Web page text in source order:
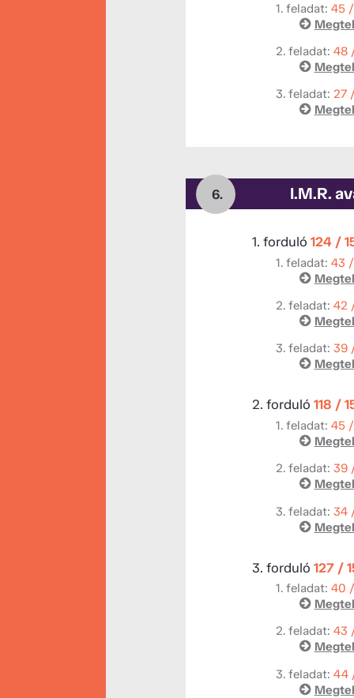
1. feladat: 45
2. feladat: 48
3. feladat: 27
6. I.M.R.
1. forduló 124 /
1. feladat: 43
2. feladat: 42
3. feladat: 39
2. forduló 118 /
1. feladat: 45
2. feladat: 39
3. feladat: 34
3. forduló 127 /
1. feladat: 40
2. feladat: 43
3. feladat: 44